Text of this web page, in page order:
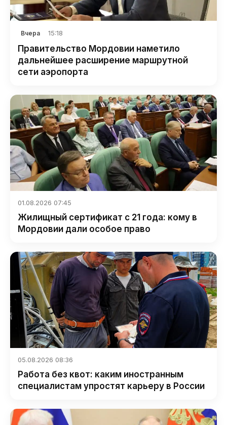
Вчера 15:18
Правительство Мордовии наметило
дальнейшее расширение маршрутной
сети аэропорта
01.08.2026 07:45
Жилищный сертификат с 21 года: кому в
Мордовии дали особое право
05.08.2026 08:36
Работа без квот: каким иностранным
специалистам упростят карьеру в России